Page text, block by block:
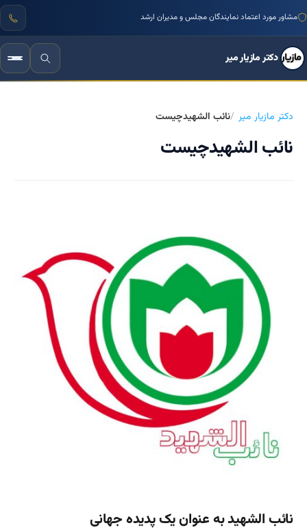
مشاور مورد اعتماد نمایندگان مجلس و مدیران ارشد
دکتر مازیار میر
دکتر مازیار میر نائب الشهیدچیست
نائب الشهیدچیست
نائب الشهید به‌ عنوان یک پدیده جهانی